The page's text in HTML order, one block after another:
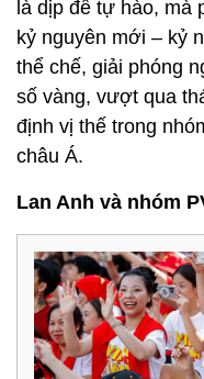
là dịp để tự hào, mà
kỷ nguyên mới – kỷ
thể chế, giải phóng
số vàng, vượt qua
định vị thế trong
châu Á.
Lan Anh và nhóm